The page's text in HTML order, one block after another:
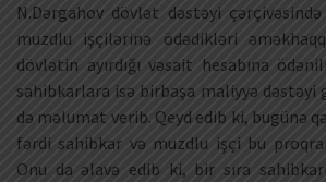
N.Dərgahov dövlət dəstəyi
muzdlu işçilərinə ödədikləri
dövlətin ayırdığı vəsait hesabına
sahibkarlara isə birbaşa maliyyə dəstəyi
də məlumat verib. Qeyd edib ki, bugünə
fərdi sahibkar və muzdlu işçi bu
Onu da əlavə edib ki, bir sıra